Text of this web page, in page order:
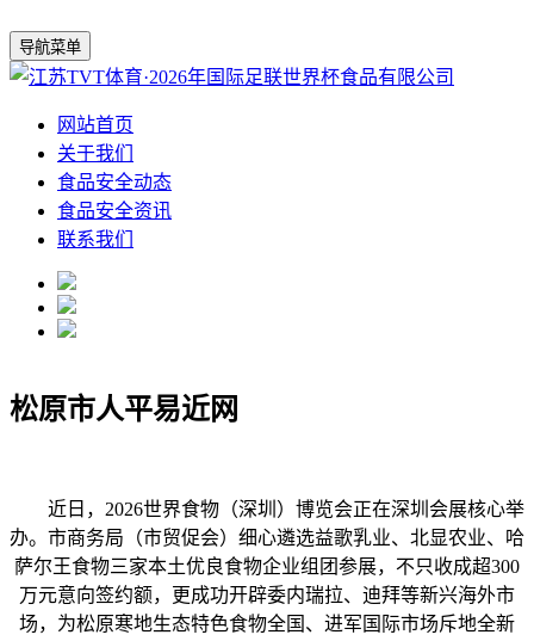
导航菜单
网站首页
关于我们
食品安全动态
食品安全资讯
联系我们
松原市人平易近网
近日，2026世界食物（深圳）博览会正在深圳会展核心举
办。市商务局（市贸促会）细心遴选益歌乳业、北显农业、哈
萨尔王食物三家本土优良食物企业组团参展，不只收成超300
万元意向签约额，更成功开辟委内瑞拉、迪拜等新兴海外市
场，为松原寒地生态特色食物全国、进军国际市场斥地全新